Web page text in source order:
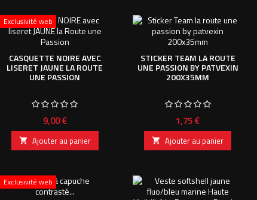
Exclusivité web
CASQUETTE NOIRE AVEC
LISERET JAUNE LA ROUTE
UNE PASSION
Prix
9,00 €
 Ajouter au panier
STICKER TEAM LA ROUTE
UNE PASSION BY PATVEXIN
200X35MM
Prix
1,75 €
 Ajouter au panier
Exclusivité web